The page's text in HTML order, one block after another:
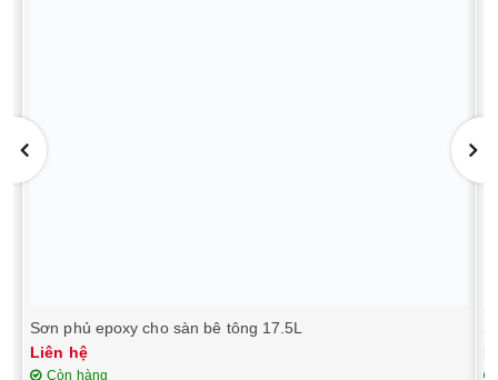
Sơn phủ epoxy cho sàn bê tông 17.5L
Liên hệ
Còn hàng